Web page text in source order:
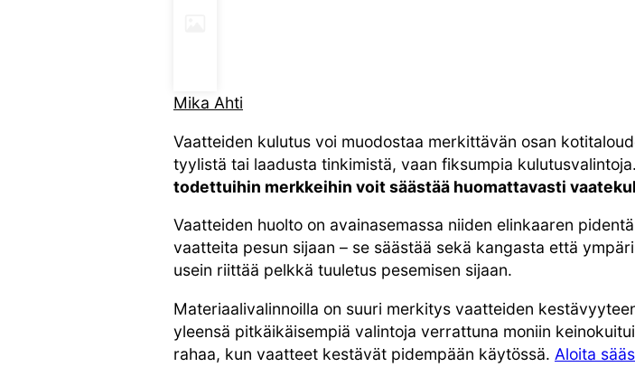
Mika Ahti
Vaatteiden kulutus voi muodostaa merkittävän osan
tyylistä tai laadusta tinkimistä, vaan fiksumpia kulutusvalintoja.
todettuihin merkkeihin voit säästää huomattavasti
Vaatteiden huolto on avainasemassa niiden elinkaaren
vaatteita pesun sijaan – se säästää sekä kangasta että
usein riittää pelkkä tuuletus pesemisen sijaan.
Materiaalivalinnoilla on suuri merkitys vaatteiden
yleensä pitkäikäisempiä valintoja verrattuna moniin
rahaa, kun vaatteet kestävät pidempään käytössä. Aloita